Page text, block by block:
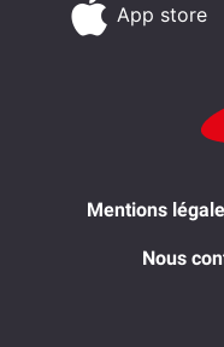
App store
Mentions
Nous